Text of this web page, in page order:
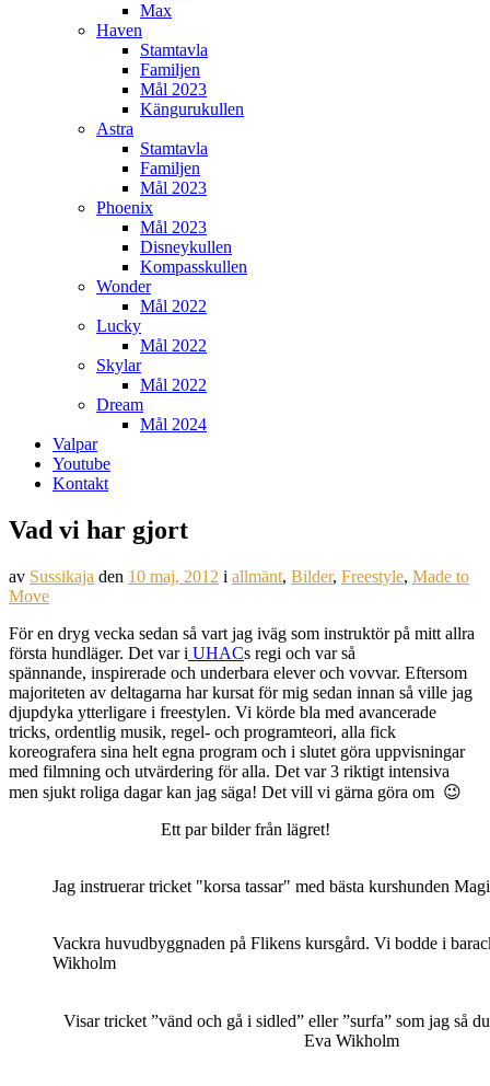
Max
Haven
Stamtavla
Familjen
Mål 2023
Kängurukullen
Astra
Stamtavla
Familjen
Mål 2023
Phoenix
Mål 2023
Disneykullen
Kompasskullen
Wonder
Mål 2022
Lucky
Mål 2022
Skylar
Mål 2022
Dream
Mål 2024
Valpar
Youtube
Kontakt
Vad vi har gjort
av Sussikaja den 10 maj, 2012 i allmänt, Bilder, Freestyle, Made to
Move
För en dryg vecka sedan så vart jag iväg som instruktör på mitt allra
första hundläger. Det var i UHACs regi och var så
spännande, inspirerade och underbara elever och vovvar. Eftersom
majoriteten av deltagarna har kursat för mig sedan innan så ville jag
djupdyka ytterligare i freestylen. Vi körde bla med avancerade
tricks, ordentlig musik, regel- och programteori, alla fick
koreografera sina helt egna program och i slutet göra uppvisningar
med filmning och utvärdering för alla. Det var 3 riktigt intensiva
men sjukt roliga dagar kan jag säga! Det vill vi gärna göra om 😉
Ett par bilder från lägret!
Jag instruerar tricket "korsa tassar" med bästa kurshunden
Vackra huvudbyggnaden på Flikens kursgård. Vi bodde i
Wikholm
Visar tricket ”vänd och gå i sidled” eller ”surfa” som jag så
Eva Wikholm